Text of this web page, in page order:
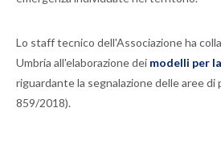
Lo staff tecnico dell'Associazione ha
Umbria all'elaborazione dei modelli per
riguardante la segnalazione delle aree di
859/2018).